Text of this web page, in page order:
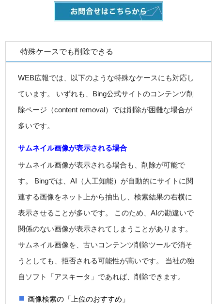
特殊ケースでも削除できる
WEB広報では、以下のような特殊なケースにも対応し
ています。 いずれも、Bing公式サイトのコンテンツ削
除ページ（content removal）では削除が困難な場合が
多いです。
サムネイル画像が表示される場合
サムネイル画像が表示される場合も、削除が可能で
す。 Bingでは、AI（人工知能）が自動的にサイトに関
連する画像をネット上から抽出し、検索結果の右横に
表示させることが多いです。 このため、AIの勘違いで
関係のない画像が表示されてしまうことがあります。
サムネイル画像を、古いコンテンツ削除ツールで消そ
うとしても、拒否される可能性が高いです。 当社の独
自ソフト「アスキータ」であれば、削除できます。
画像検索の「上位のおすすめ」